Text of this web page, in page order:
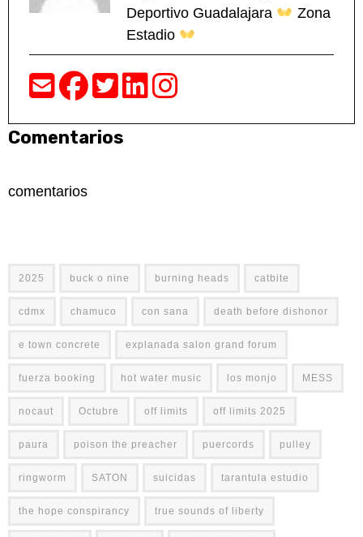
Deportivo Guadalajara
Zona
Estadio
Comentarios
comentarios
2025 buck o nine burning heads catbite
cdmx chamuco con sana death before dishonor
e town concrete explanada salon grand forum
fuerza booking hot water music los monjo MESS
nocaut Octubre off limits off limits 2025
paura poison the preacher puercords pulley
ringworm SATON suicidas tarantula estudio
the hope conspirancy true sounds of liberty